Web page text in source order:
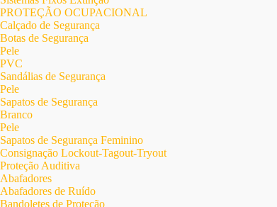
PROTEÇÃO OCUPACIONAL
Calçado de Segurança
Botas de Segurança
Pele
PVC
Sandálias de Segurança
Pele
Sapatos de Segurança
Branco
Pele
Sapatos de Segurança Feminino
Consignação Lockout-Tagout-Tryout
Proteção Auditiva
Abafadores
Abafadores de Ruído
Bandoletes de Proteção